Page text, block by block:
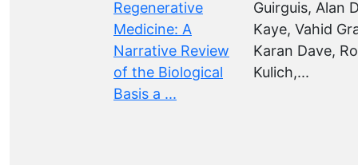
Medicine: A
Narrative Review
of the Biological
Basis a ...
Kaye, Vahid
Karan Dave,
Kulich,...